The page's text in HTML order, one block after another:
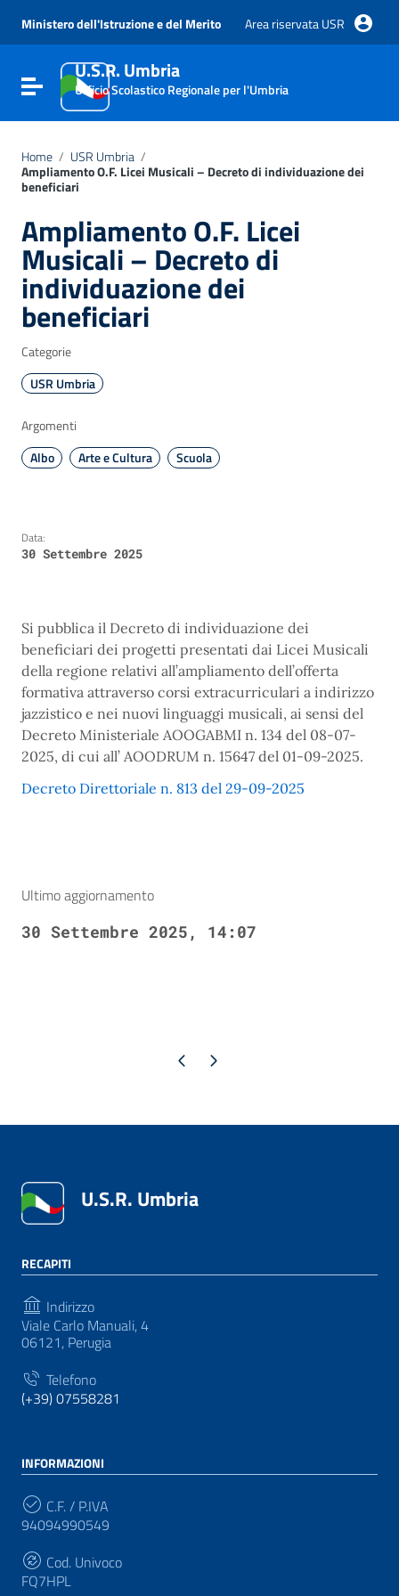
Vai al menu di navigazione
Vai al footer
Ministero dell'Istruzione e del Merito Area riservata USR
Attiva / disattiva la navigazione
U.S.R. Umbria
Ufficio Scolastico Regionale per l'Umbria
Home / USR Umbria /
Ampliamento O.F. Licei Musicali – Decreto di individuazione dei
beneficiari
Ampliamento O.F. Licei
Musicali – Decreto di
individuazione dei
beneficiari
Categorie
USR Umbria
Argomenti
Albo
Arte e Cultura Scuola
Data:
30 Settembre 2025
Si pubblica il Decreto di individuazione dei
beneficiari dei progetti presentati dai Licei Musicali
della regione relativi all’ampliamento dell’offerta
formativa attraverso corsi extracurriculari a indirizzo
jazzistico e nei nuovi linguaggi musicali, ai sensi del
Decreto Ministeriale AOOGABMI n. 134 del 08-07-
2025, di cui all’ AOODRUM n. 15647 del 01-09-2025.
Decreto Direttoriale n. 813 del 29-09-2025
Ultimo aggiornamento
30 Settembre 2025, 14:07
Pagina precedente
Pagina successiva
U.S.R. Umbria
RECAPITI
Indirizzo
Viale Carlo Manuali, 4
06121, Perugia
Telefono
(+39) 07558281
INFORMAZIONI
C.F. / P.IVA
94094990549
Cod. Univoco
FQ7HPL